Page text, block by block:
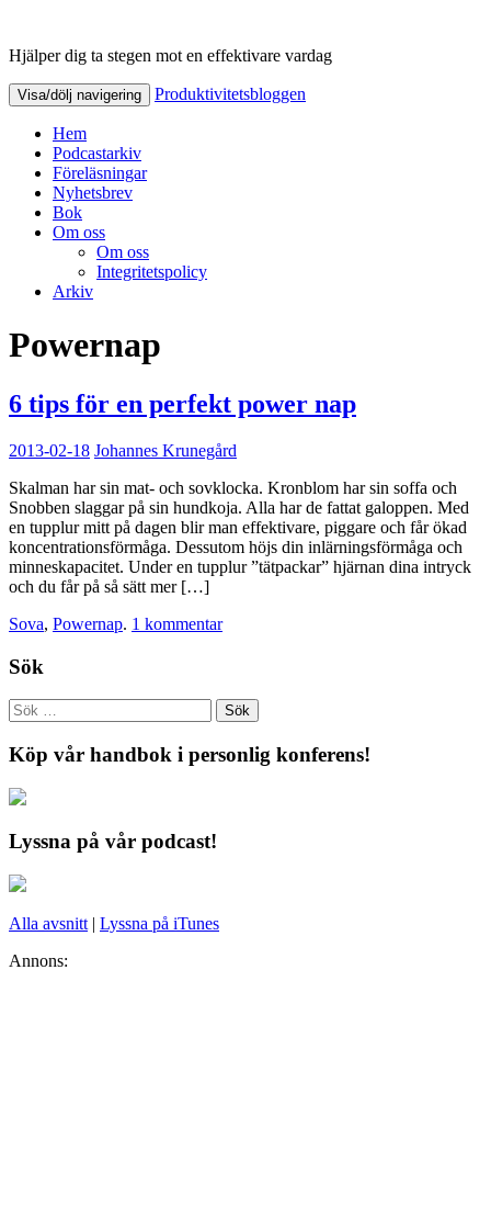
Produktivitetsbloggen
Hjälper dig ta stegen mot en effektivare vardag
Visa/dölj navigering Produktivitetsbloggen
Hem
Podcastarkiv
Föreläsningar
Nyhetsbrev
Bok
Om oss
Om oss
Integritetspolicy
Arkiv
Powernap
6 tips för en perfekt power nap
2013-02-18 Johannes Krunegård
Skalman har sin mat- och sovklocka. Kronblom har sin soffa och
Snobben slaggar på sin hundkoja. Alla har de fattat galoppen. Med
en tupplur mitt på dagen blir man effektivare, piggare och får ökad
koncentrationsförmåga. Dessutom höjs din inlärningsförmåga och
minneskapacitet. Under en tupplur ”tätpackar” hjärnan dina intryck
och du får på så sätt mer […]
Sova, Powernap. 1 kommentar
Sök
Köp vår handbok i personlig konferens!
Lyssna på vår podcast!
Alla avsnitt | Lyssna på iTunes
Annons: